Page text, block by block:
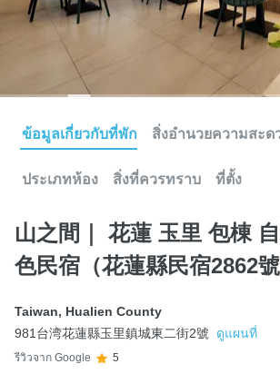
ข้อมูลเกี่ยวกับที่พัก สิ่งอำนวยความสะด
ประเภทห้อง สิ่งที่ควรทราบ ที่ตั้ง
山之間｜ 花蓮 玉里 包棟
色民宿（花蓮縣民宿2862號
Taiwan, Hualien County
981台湾花蓮縣玉里鎮城東二街2號
ดูแผนที่
รีวิวจาก Google 5